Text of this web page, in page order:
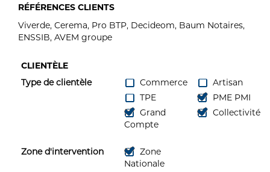
RÉFÉRENCES CLIENTS
Viverde, Cerema, Pro BTP, Decideom, Baum Notaires,
ENSSIB, AVEM groupe
CLIENTÈLE
Type de clientèle
Commerce
Artisan
TPE
PME PMI
Grand
Compte
Collectivité
Zone d'intervention
Zone
Nationale